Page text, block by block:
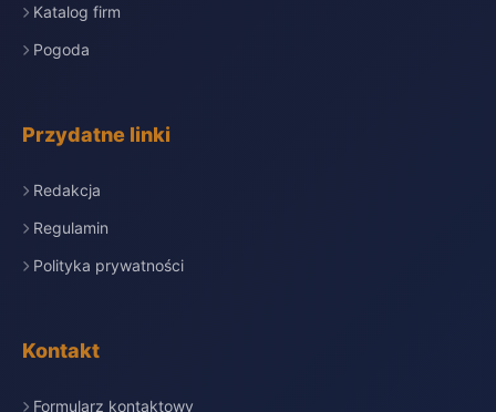
Katalog firm
Pogoda
Przydatne linki
Redakcja
Regulamin
Polityka prywatności
Kontakt
Formularz kontaktowy